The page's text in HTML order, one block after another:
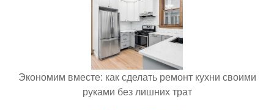
Экономим вместе: как сделать ремонт кухни своими
руками без лишних трат